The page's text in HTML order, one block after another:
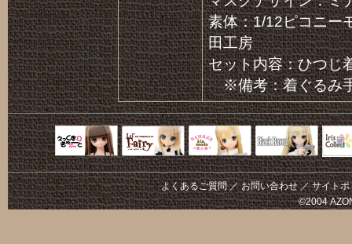
素体：1/12ピコニ
田工房
セット内容：ひつじ
※備考：着ぐるみ
えっくすきゅ
ーと
リルフェアリ
ー
サアラズアラ
モード
Black Raven
よくあるご質問／お問い合わせ／サイトポ
©2004